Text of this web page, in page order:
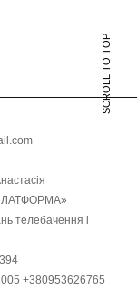
SCROLL TO TOP
телебачення і
+380953626765